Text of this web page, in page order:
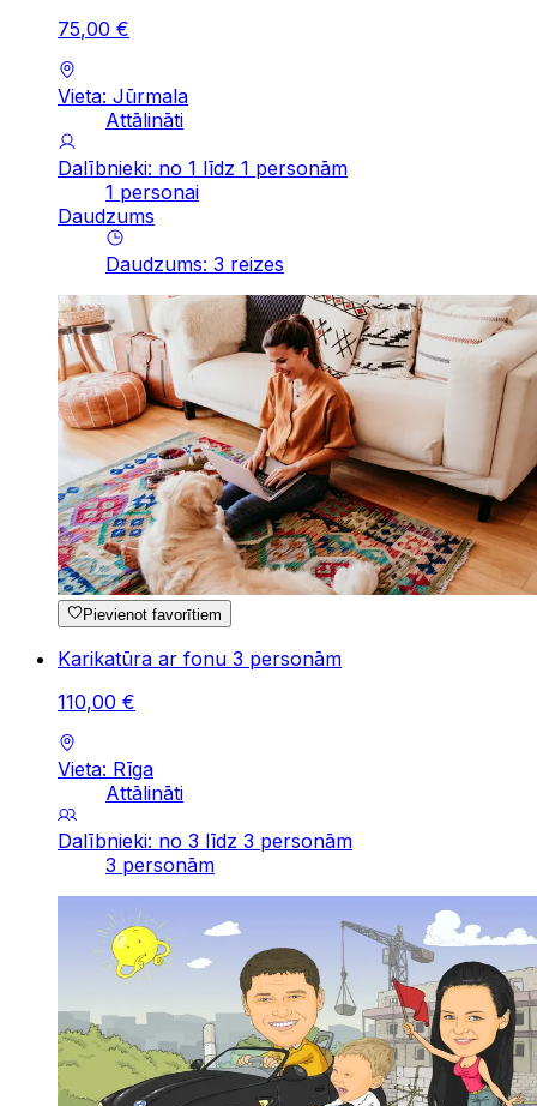
75,00 €
Vieta: Jūrmala
Attālināti
Dalībnieki: no 1 līdz 1 personām
1 personai
Daudzums
Daudzums: 3 reizes
Pievienot favorītiem
Karikatūra ar fonu 3 personām
110,00 €
Vieta: Rīga
Attālināti
Dalībnieki: no 3 līdz 3 personām
3 personām